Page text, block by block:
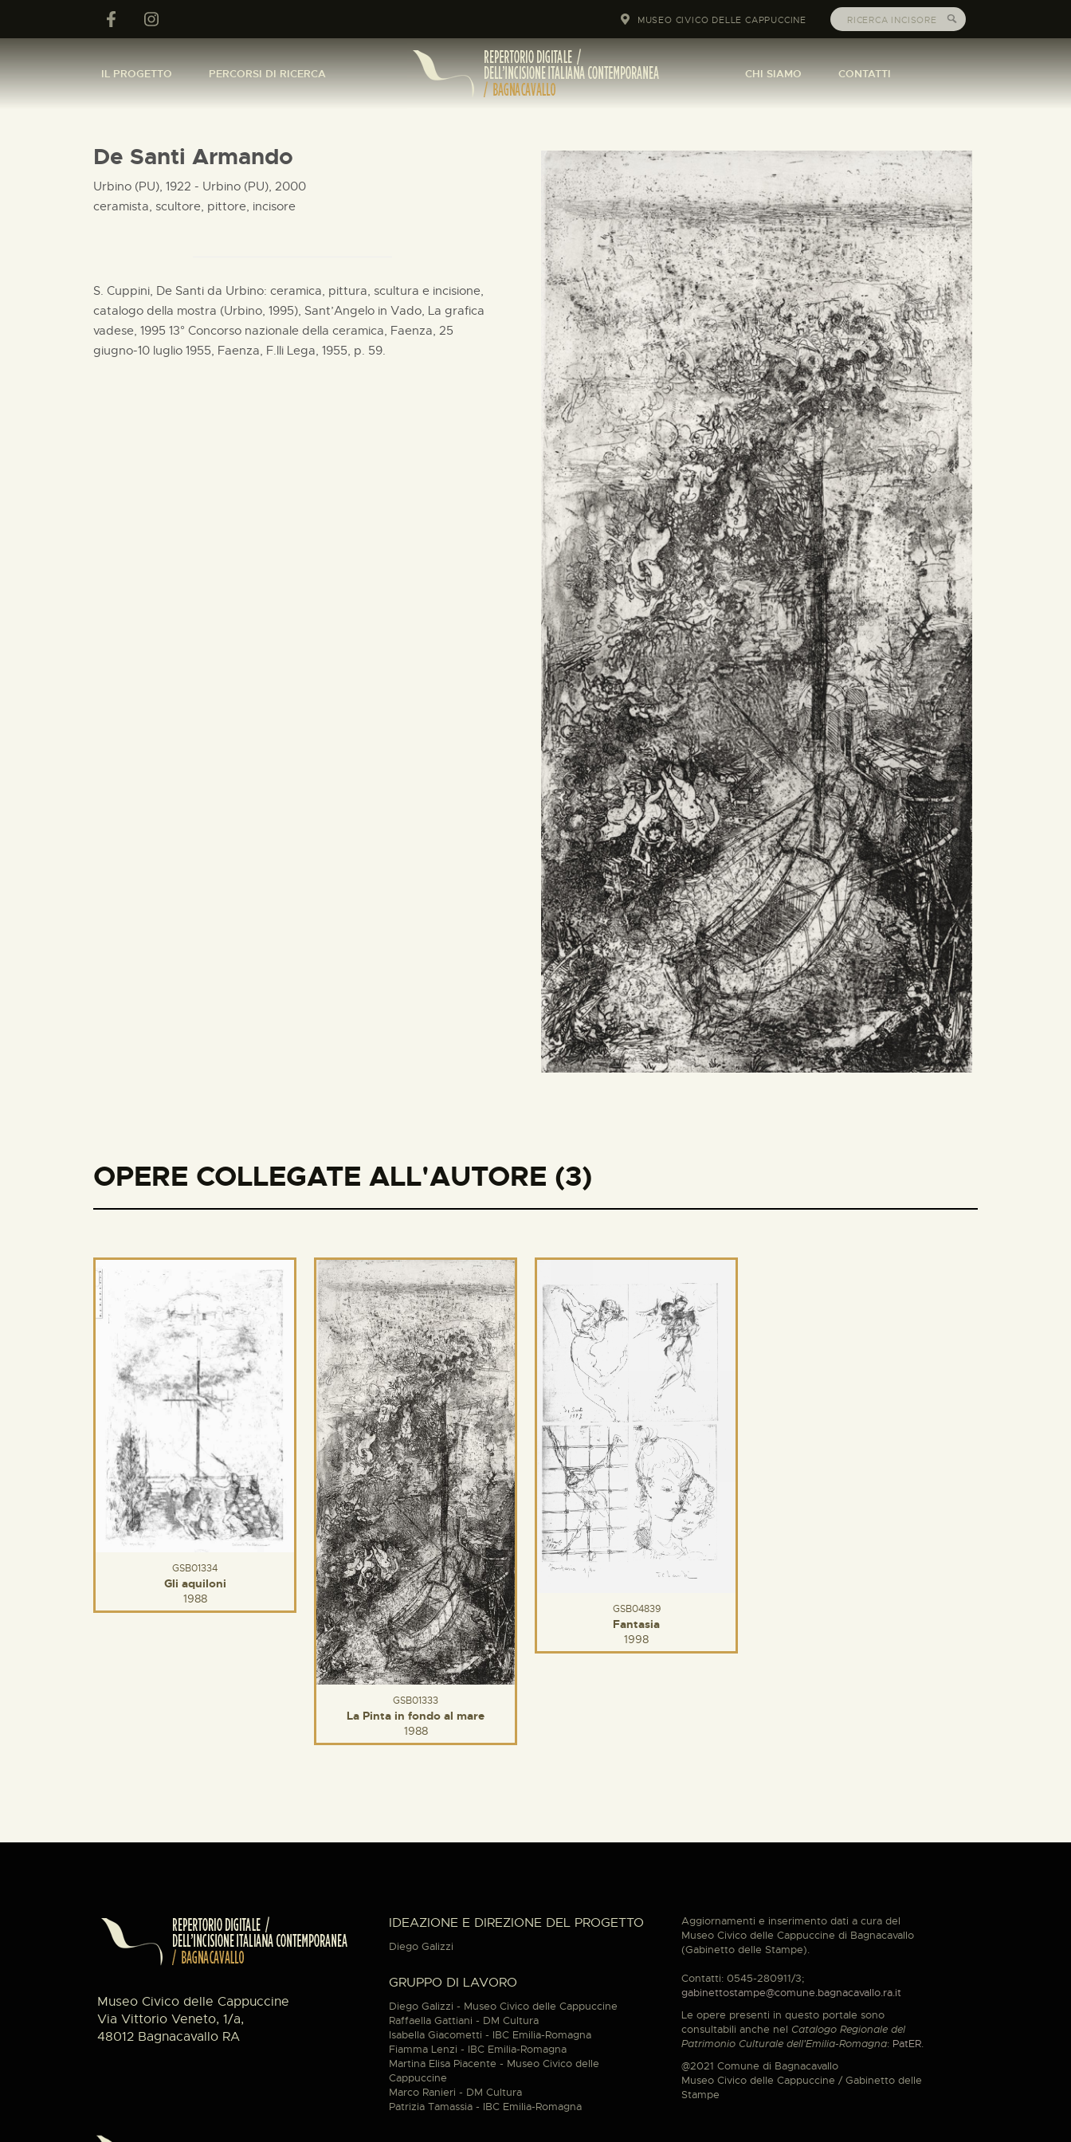
MUSEO CIVICO DELLE CAPPUCCINE
IL PROGETTO PERCORSI DI RICERCA CHI SIAMO CONTATTI
De Santi Armando
Urbino (PU), 1922 - Urbino (PU), 2000
ceramista, scultore, pittore, incisore
S. Cuppini, De Santi da Urbino: ceramica, pittura, scultura e incisione,
catalogo della mostra (Urbino, 1995), Sant’Angelo in Vado, La grafica
vadese, 1995 13° Concorso nazionale della ceramica, Faenza, 25
giugno-10 luglio 1955, Faenza, F.lli Lega, 1955, p. 59.
OPERE COLLEGATE ALL'AUTORE (3)
GSB01334
Gli aquiloni
1988
GSB01333
La Pinta in fondo al mare
1988
GSB04839
Fantasia
1998
Museo Civico delle Cappuccine
Via Vittorio Veneto, 1/a,
48012 Bagnacavallo RA
IDEAZIONE E DIREZIONE DEL PROGETTO
Diego Galizzi
GRUPPO DI LAVORO
Diego Galizzi - Museo Civico delle Cappuccine
Raffaella Gattiani - DM Cultura
Isabella Giacometti - IBC Emilia-Romagna
Fiamma Lenzi - IBC Emilia-Romagna
Martina Elisa Piacente - Museo Civico delle
Cappuccine
Marco Ranieri - DM Cultura
Patrizia Tamassia - IBC Emilia-Romagna
Aggiornamenti e inserimento dati a cura del
Museo Civico delle Cappuccine di Bagnacavallo
(Gabinetto delle Stampe).
Contatti: 0545-280911/3;
gabinettostampe@comune.bagnacavallo.ra.it
Le opere presenti in questo portale sono
consultabili anche nel Catalogo Regionale del
Patrimonio Culturale dell'Emilia-Romagna: PatER.
@2021 Comune di Bagnacavallo
Museo Civico delle Cappuccine / Gabinetto delle
Stampe